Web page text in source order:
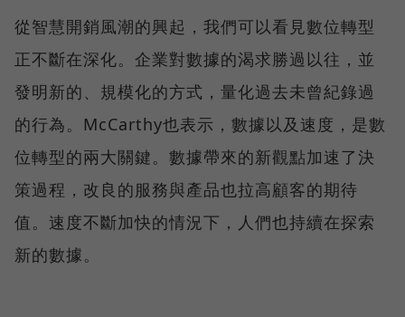
從智慧開銷風潮的興起，我們可以看見數位轉型
正不斷在深化。企業對數據的渴求勝過以往，並
發明新的、規模化的方式，量化過去未曾紀錄過
的行為。McCarthy也表示，數據以及速度，是數
位轉型的兩大關鍵。數據帶來的新觀點加速了決
策過程，改良的服務與產品也拉高顧客的期待
值。速度不斷加快的情況下，人們也持續在探索
新的數據。